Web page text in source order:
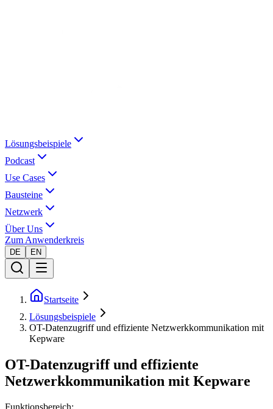
Lösungsbeispiele
Podcast
Use Cases
Bausteine
Netzwerk
Über Uns
Zum Anwenderkreis
DE EN
Startseite
Lösungsbeispiele
OT-Datenzugriff und effiziente Netzwerkkommunikation mit
Kepware
OT-Datenzugriff und effiziente
Netzwerkkommunikation mit Kepware
Funktionsbereich: